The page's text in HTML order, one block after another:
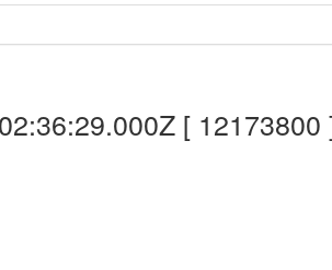
[ 12173800